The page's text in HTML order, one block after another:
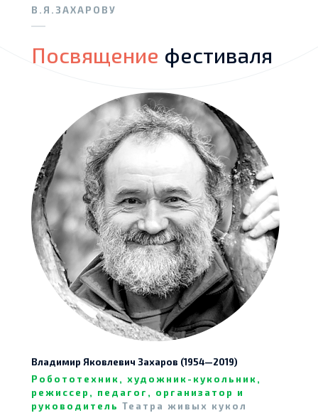
В.Я.ЗАХАРОВУ
Посвящение фестиваля
Владимир Яковлевич Захаров (1954—2019)
Робототехник, художник-кукольник,
режиссер, педагог, организатор и
руководитель Театра живых кукол